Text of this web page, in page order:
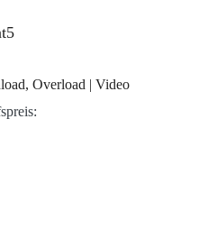
Overload | Video